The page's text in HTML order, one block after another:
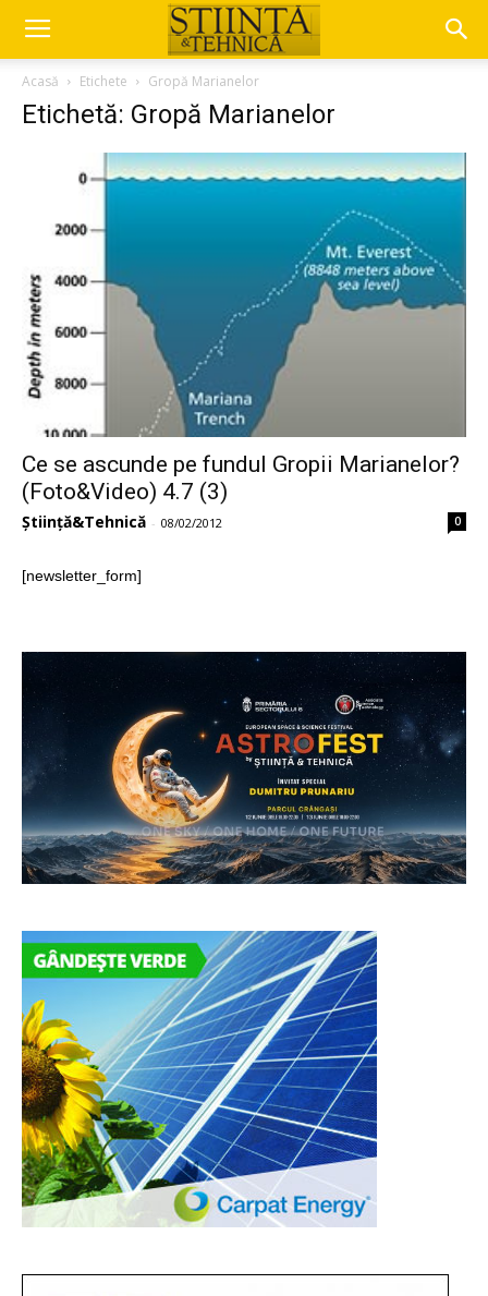
Acasă Etichete Gropă Marianelor
Etichetă: Gropă Marianelor
Ce se ascunde pe fundul Gropii Marianelor?
(Foto&Video) 4.7 (3)
Știință&Tehnică - 08/02/2012 0
[newsletter_form]